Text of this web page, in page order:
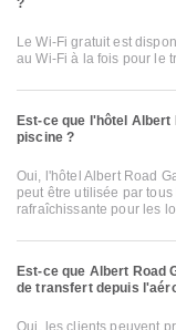
?
Le Wi-Fi gratuit est
au Wi-Fi à la fois pour le
Est-ce que l'hôtel Albert
piscine ?
Oui, l'hôtel Albert Road
peut être utilisée par
rafraîchissante pour les
Est-ce que Albert Road
de transfert depuis